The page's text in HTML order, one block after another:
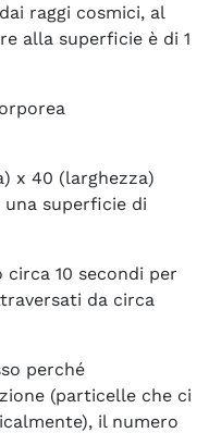
raggi cosmici, al
alla superficie è di 1
x 40 (larghezza)
una superficie di
circa 10 secondi per
da circa
perché
(particelle che ci
il numero